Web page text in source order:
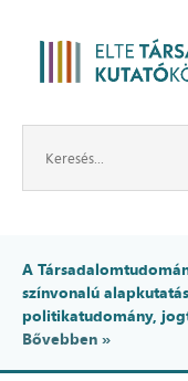
A
színvonalú
politikatudomány,
Bővebben »